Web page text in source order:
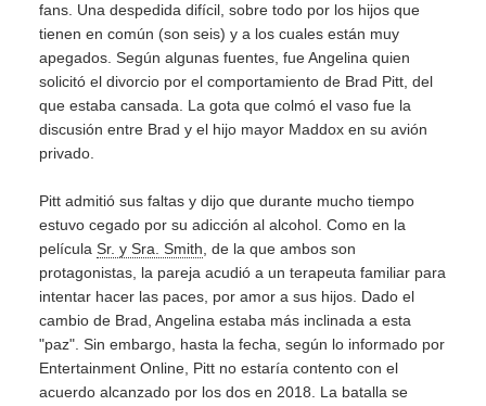
fans. Una despedida difícil, sobre todo por los hijos que
tienen en común (son seis) y a los cuales están muy
apegados. Según algunas fuentes, fue Angelina quien
solicitó el divorcio por el comportamiento de Brad Pitt, del
que estaba cansada. La gota que colmó el vaso fue la
discusión entre Brad y el hijo mayor Maddox en su avión
privado.
Pitt admitió sus faltas y dijo que durante mucho tiempo
estuvo cegado por su adicción al alcohol. Como en la
película Sr. y Sra. Smith , de la que ambos son
protagonistas, la pareja acudió a un terapeuta familiar para
intentar hacer las paces, por amor a sus hijos. Dado el
cambio de Brad, Angelina estaba más inclinada a esta
"paz". Sin embargo, hasta la fecha, según lo informado por
Entertainment Online, Pitt no estaría contento con el
acuerdo alcanzado por los dos en 2018. La batalla se